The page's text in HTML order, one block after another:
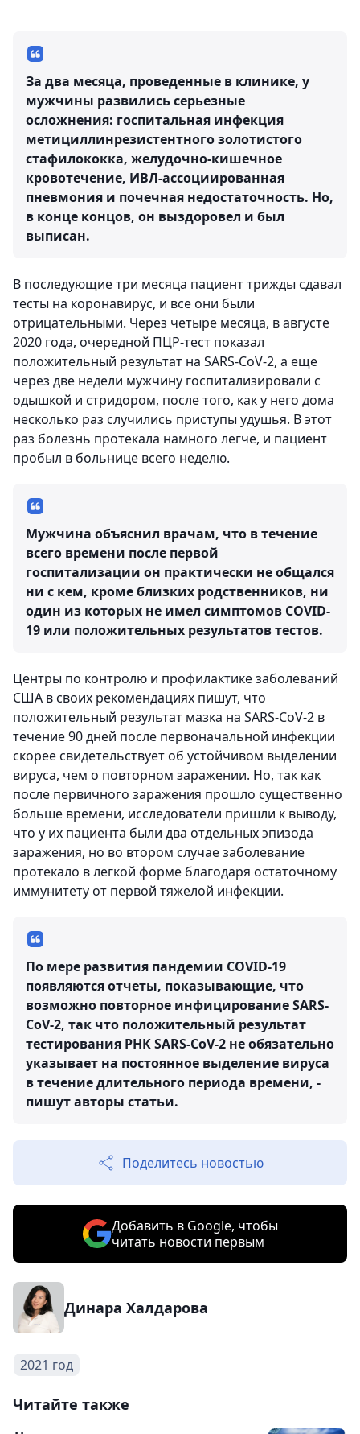
За два месяца, проведенные в клинике, у
мужчины развились серьезные
осложнения: госпитальная инфекция
метициллинрезистентного золотистого
стафилококка, желудочно-кишечное
кровотечение, ИВЛ-ассоциированная
пневмония и почечная недостаточность. Но,
в конце концов, он выздоровел и был
выписан.
В последующие три месяца пациент трижды сдавал
тесты на коронавирус, и все они были
отрицательными. Через четыре месяца, в августе
2020 года, очередной ПЦР-тест показал
положительный результат на SARS-CoV-2, а еще
через две недели мужчину госпитализировали с
одышкой и стридором, после того, как у него дома
несколько раз случились приступы удушья. В этот
раз болезнь протекала намного легче, и пациент
пробыл в больнице всего неделю.
Мужчина объяснил врачам, что в течение
всего времени после первой
госпитализации он практически не общался
ни с кем, кроме близких родственников, ни
один из которых не имел симптомов COVID-
19 или положительных результатов тестов.
Центры по контролю и профилактике заболеваний
США в своих рекомендациях пишут, что
положительный результат мазка на SARS-CoV-2 в
течение 90 дней после первоначальной инфекции
скорее свидетельствует об устойчивом выделении
вируса, чем о повторном заражении. Но, так как
после первичного заражения прошло существенно
больше времени, исследователи пришли к выводу,
что у их пациента были два отдельных эпизода
заражения, но во втором случае заболевание
протекало в легкой форме благодаря остаточному
иммунитету от первой тяжелой инфекции.
По мере развития пандемии COVID-19
появляются отчеты, показывающие, что
возможно повторное инфицирование SARS-
CoV-2, так что положительный результат
тестирования РНК SARS-CoV-2 не обязательно
указывает на постоянное выделение вируса
в течение длительного периода времени, -
пишут авторы статьи.
Поделитесь новостью
Добавить в Google, чтобы
читать новости первым
Динара Халдарова
2021 год
Читайте также